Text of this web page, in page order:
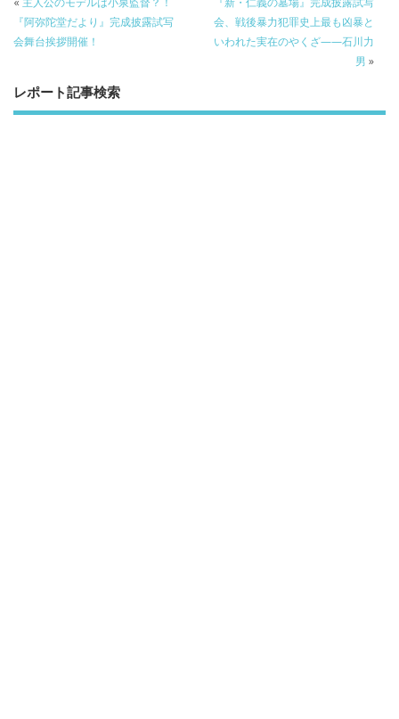
o
o
k
o
『阿弥陀堂だより』完成披露試写
会舞台挨拶開催！
会、戦後暴力犯罪史上最も凶暴と
いわれた実在のやくざ——石川力
男 »
レポート記事検索